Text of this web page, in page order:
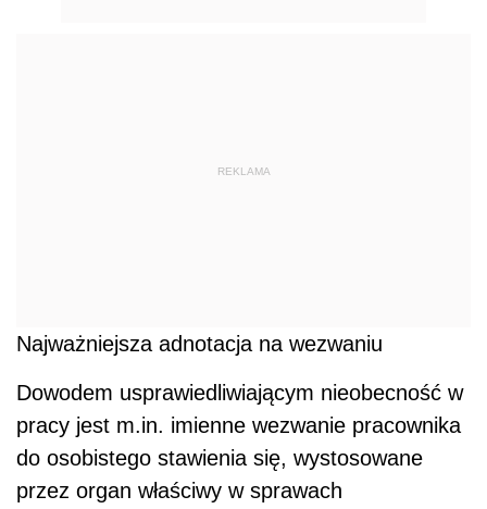
REKLAMA
Najważniejsza adnotacja na wezwaniu
Dowodem usprawiedliwiającym nieobecność w
pracy jest m.in. imienne wezwanie pracownika
do osobistego stawienia się, wystosowane
przez organ właściwy w sprawach